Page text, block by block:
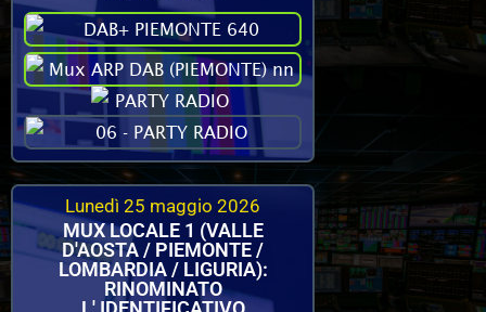
Lunedì 25 maggio 2026
MUX LOCALE 1 (VALLE
D'AOSTA / PIEMONTE /
LOMBARDIA / LIGURIA):
RINOMINATO